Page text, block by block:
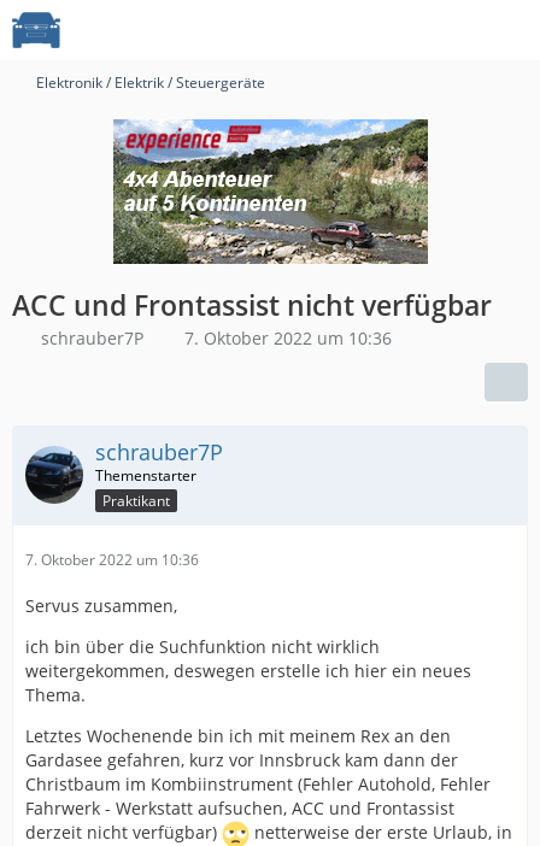
Elektronik / Elektrik / Steuergeräte
ACC und Frontassist nicht verfügbar
schrauber7P 7. Oktober 2022 um 10:36
schrauber7P
Praktikant
7. Oktober 2022 um 10:36
Servus zusammen,
ich bin über die Suchfunktion nicht wirklich
weitergekommen, deswegen erstelle ich hier ein neues
Thema.
Letztes Wochenende bin ich mit meinem Rex an den
Gardasee gefahren, kurz vor Innsbruck kam dann der
Christbaum im Kombiinstrument (Fehler Autohold, Fehler
Fahrwerk - Werkstatt aufsuchen, ACC und Frontassist
derzeit nicht verfügbar)
netterweise der erste Urlaub, in